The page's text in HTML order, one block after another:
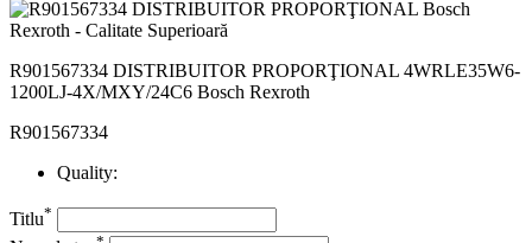
R901567334 DISTRIBUITOR PROPORŢIONAL 4WRLE35W6-
1200LJ-4X/MXY/24C6 Bosch Rexroth
R901567334
Quality:
Titlu*